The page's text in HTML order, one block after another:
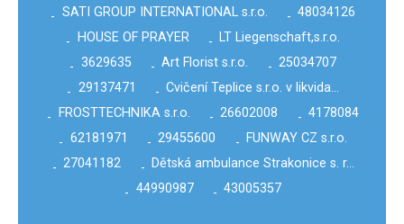
- SATI GROUP INTERNATIONAL s.r.o. - 48034126
-
HOUSE OF PRAYER - LT Liegenschaft,s.r.o.
- 3629635 - Art Florist s.r.o. - 25034707
- 29137471 - Cvičení Teplice s.r.o. v likvida…
-
FROSTTECHNIKA s.r.o. - 26602008 - 4178084
- 62181971 - 29455600 - FUNWAY CZ s.r.o.
- 27041182 - Dětská ambulance Strakonice s. r…
- 44990987 - 43005357